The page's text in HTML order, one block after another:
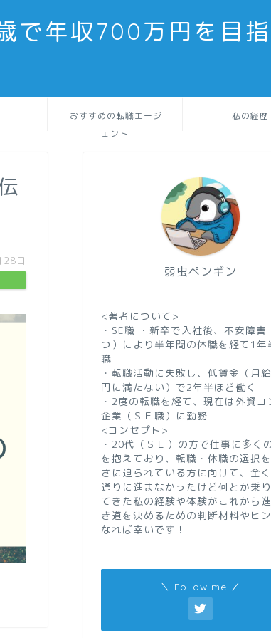
で年収700万円を目
おすすめの転職エージ
ェント
私の経歴
日
弱虫ペンギン
<著者について>
・SE職 ・新卒で入社後、不安障害
つ）により半年間の休職を経て1年
職
・転職活動に失敗し、低賃金（月
円に満たない）で2年半ほど働く
・2度の転職を経て、現在は外資コ
企業（ＳＥ職）に勤務
<コンセプト>
・20代（ＳＥ）の方で仕事に多く
を抱えており、転職・休職の選択
さに迫られている方に向けて、全
通りに進まなかったけど何とか乗
てきた私の経験や体験がこれから
き道を決めるための判断材料やヒ
なれば幸いです！
＼ Follow me ／